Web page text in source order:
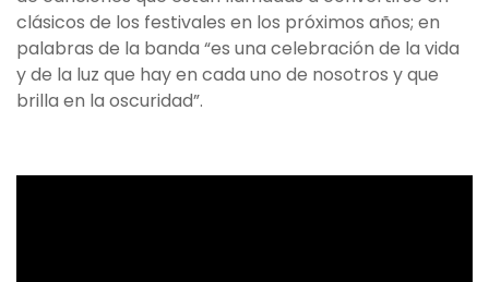
clásicos de los festivales en los próximos años; en
palabras de la banda “es una celebración de la vida
y de la luz que hay en cada uno de nosotros y que
brilla en la oscuridad”.